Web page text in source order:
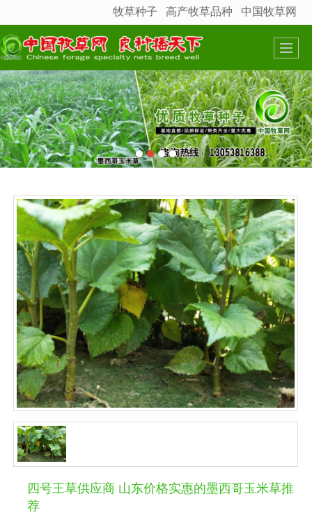
很遗憾，因您的浏览器版本过低导致无法获得最佳浏览体验，推荐下载安装谷歌浏览器！
牧草种子 高产牧草品种 中国牧草网
四号王草供应商 山东价格实惠的墨西哥玉米草推
荐